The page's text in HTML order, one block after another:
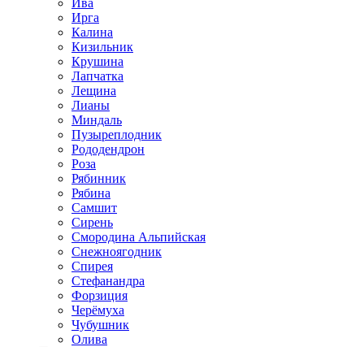
Ива
Ирга
Калина
Кизильник
Крушина
Лапчатка
Лещина
Лианы
Миндаль
Пузыреплодник
Рододендрон
Роза
Рябинник
Рябина
Самшит
Сирень
Смородина Альпийская
Снежноягодник
Спирея
Стефанандра
Форзиция
Черёмуха
Чубушник
Олива